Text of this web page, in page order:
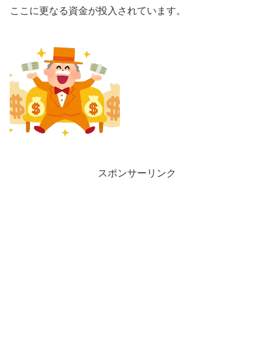
ここに更なる資金が投入されています。
スポンサーリンク